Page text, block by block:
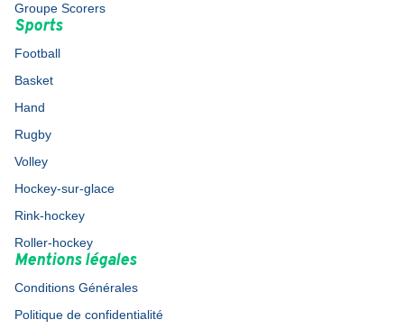
Groupe Scorers
Sports
Football
Basket
Hand
Rugby
Volley
Hockey-sur-glace
Rink-hockey
Roller-hockey
Mentions légales
Conditions Générales
Politique de confidentialité